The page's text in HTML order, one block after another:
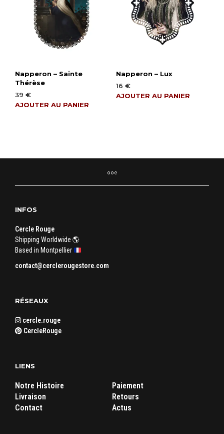
Napperon – Sainte
Thérèse
39 €
AJOUTER AU PANIER
Napperon – Lux
16 €
AJOUTER AU PANIER
INFOS
Cercle Rouge
Shipping Worldwide 🌎
Based in Montpellier
contact@cerclerougestore.com
RÉSEAUX
cercle.rouge
CercleRouge
LIENS
Notre Histoire
Livraison
Contact
Paiement
Retours
Actus